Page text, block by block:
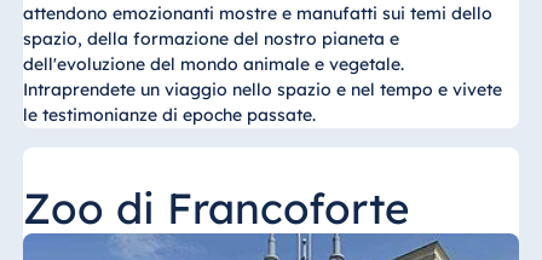
attendono emozionanti mostre e manufatti sui temi dello
spazio, della formazione del nostro pianeta e
dell'evoluzione del mondo animale e vegetale.
Intraprendete un viaggio nello spazio e nel tempo e vivete
le testimonianze di epoche passate.
Zoo di Francoforte